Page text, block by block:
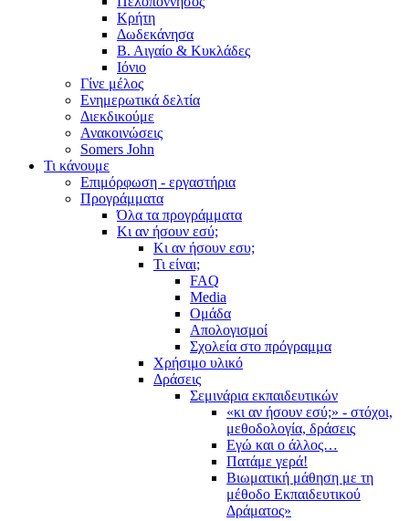
Κρήτη
Δωδεκάνησα
Β. Αιγαίο & Κυκλάδες
Ιόνιο
Γίνε μέλος
Ενημερωτικά δελτία
Διεκδικούμε
Ανακοινώσεις
Somers John
Τι κάνουμε
Επιμόρφωση - εργαστήρια
Προγράμματα
Όλα τα προγράμματα
Κι αν ήσουν εσύ;
Κι αν ήσουν εσυ;
Τι είναι;
FAQ
Media
Ομάδα
Απολογισμοί
Σχολεία στο πρόγραμμα
Χρήσιμο υλικό
Δράσεις
Σεμινάρια εκπαιδευτικών
«κι αν ήσουν εσύ;» - στόχοι,
μεθοδολογία, δράσεις
Εγώ και ο άλλος…
Πατάμε γερά!
Βιωματική μάθηση με τη
μέθοδο Εκπαιδευτικού
Δράματος»